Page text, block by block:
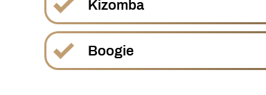
Kizomba
Boogie